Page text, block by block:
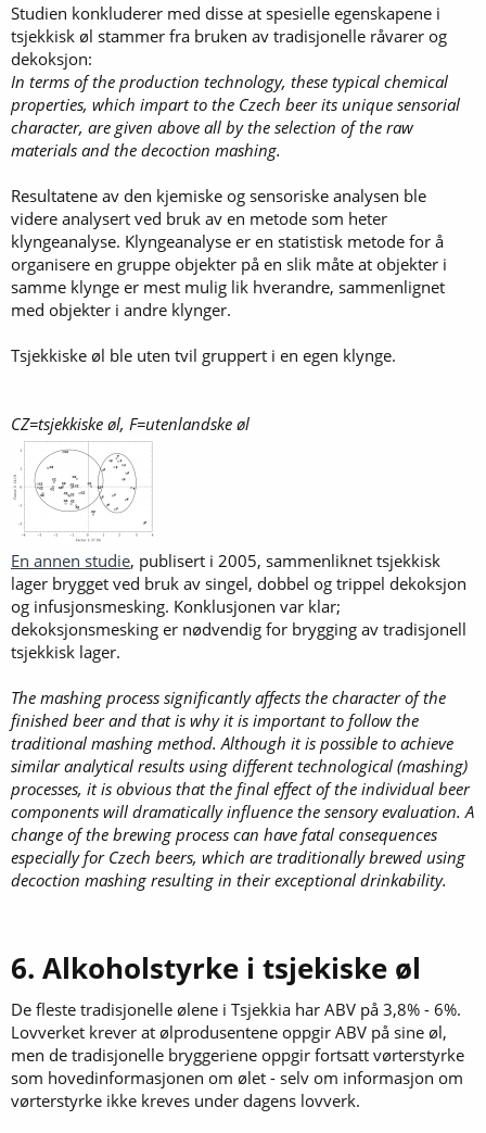
Studien konkluderer med disse at spesielle egenskapene i
tsjekkisk øl stammer fra bruken av tradisjonelle råvarer og
dekoksjon:
In terms of the production technology, these typical chemical
properties, which impart to the Czech beer its unique sensorial
character, are given above all by the selection of the raw
materials and the decoction mashing.
Resultatene av den kjemiske og sensoriske analysen ble
videre analysert ved bruk av en metode som heter
klyngeanalyse. Klyngeanalyse er en statistisk metode for å
organisere en gruppe objekter på en slik måte at objekter i
samme klynge er mest mulig lik hverandre, sammenlignet
med objekter i andre klynger.
Tsjekkiske øl ble uten tvil gruppert i en egen klynge.
CZ=tsjekkiske øl, F=utenlandske øl
En annen studie, publisert i 2005, sammenliknet tsjekkisk
lager brygget ved bruk av singel, dobbel og trippel dekoksjon
og infusjonsmesking. Konklusjonen var klar;
dekoksjonsmesking er nødvendig for brygging av tradisjonell
tsjekkisk lager.
The mashing process significantly affects the character of the
finished beer and that is why it is important to follow the
traditional mashing method. Although it is possible to achieve
similar analytical results using different technological (mashing)
processes, it is obvious that the final effect of the individual beer
components will dramatically influence the sensory evaluation. A
change of the brewing process can have fatal consequences
especially for Czech beers, which are traditionally brewed using
decoction mashing resulting in their exceptional drinkability.
6. Alkoholstyrke i tsjekiske øl
De fleste tradisjonelle ølene i Tsjekkia har ABV på 3,8% - 6%.
Lovverket krever at ølprodusentene oppgir ABV på sine øl,
men de tradisjonelle bryggeriene oppgir fortsatt vørterstyrke
som hovedinformasjonen om ølet - selv om informasjon om
vørterstyrke ikke kreves under dagens lovverk.